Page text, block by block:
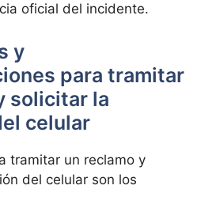
oficial del incidente.
y
para tramitar
solicitar la
celular
tramitar un reclamo y
del celular son los